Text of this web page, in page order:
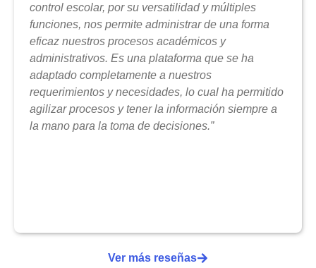
control escolar, por su versatilidad y múltiples
funciones, nos permite administrar de una forma
eficaz nuestros procesos académicos y
administrativos. Es una plataforma que se ha
adaptado completamente a nuestros
requerimientos y necesidades, lo cual ha permitido
agilizar procesos y tener la información siempre a
la mano para la toma de decisiones.”
Ver más reseñas